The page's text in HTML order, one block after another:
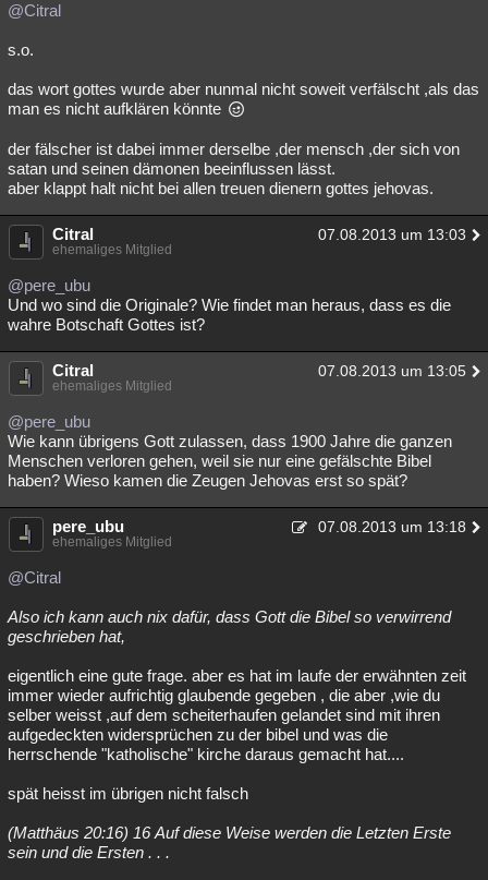
@Citral
s.o.
das wort gottes wurde aber nunmal nicht soweit verfälscht ,als das
man es nicht aufklären könnte
der fälscher ist dabei immer derselbe ,der mensch ,der sich von
satan und seinen dämonen beeinflussen lässt.
aber klappt halt nicht bei allen treuen dienern gottes jehovas.
Citral 07.08.2013 um 13:03
ehemaliges Mitglied
@pere_ubu
Und wo sind die Originale? Wie findet man heraus, dass es die
wahre Botschaft Gottes ist?
Citral 07.08.2013 um 13:05
ehemaliges Mitglied
@pere_ubu
Wie kann übrigens Gott zulassen, dass 1900 Jahre die ganzen
Menschen verloren gehen, weil sie nur eine gefälschte Bibel
haben? Wieso kamen die Zeugen Jehovas erst so spät?
pere_ubu 07.08.2013 um 13:18
ehemaliges Mitglied
@Citral
Also ich kann auch nix dafür, dass Gott die Bibel so verwirrend
geschrieben hat,
eigentlich eine gute frage. aber es hat im laufe der erwähnten zeit
immer wieder aufrichtig glaubende gegeben , die aber ,wie du
selber weisst ,auf dem scheiterhaufen gelandet sind mit ihren
aufgedeckten widersprüchen zu der bibel und was die
herrschende "katholische" kirche daraus gemacht hat....
spät heisst im übrigen nicht falsch
(Matthäus 20:16) 16 Auf diese Weise werden die Letzten Erste
sein und die Ersten . . .